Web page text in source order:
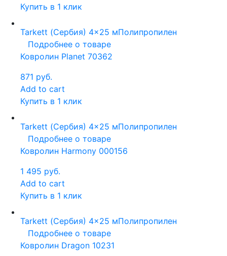
Купить в 1 клик
Tarkett (Сербия) 4x25 мПолипропилен
Подробнее о товаре
Ковролин Planet 70362
871 руб.
Add to cart
Купить в 1 клик
Tarkett (Сербия) 4x25 мПолипропилен
Подробнее о товаре
Ковролин Harmony 000156
1 495 руб.
Add to cart
Купить в 1 клик
Tarkett (Сербия) 4x25 мПолипропилен
Подробнее о товаре
Ковролин Dragon 10231